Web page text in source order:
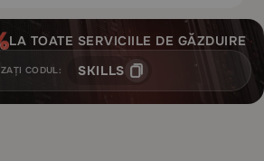
LA TOATE SERVICIILE DE GĂZDUIRE
CODUL: SKILLS